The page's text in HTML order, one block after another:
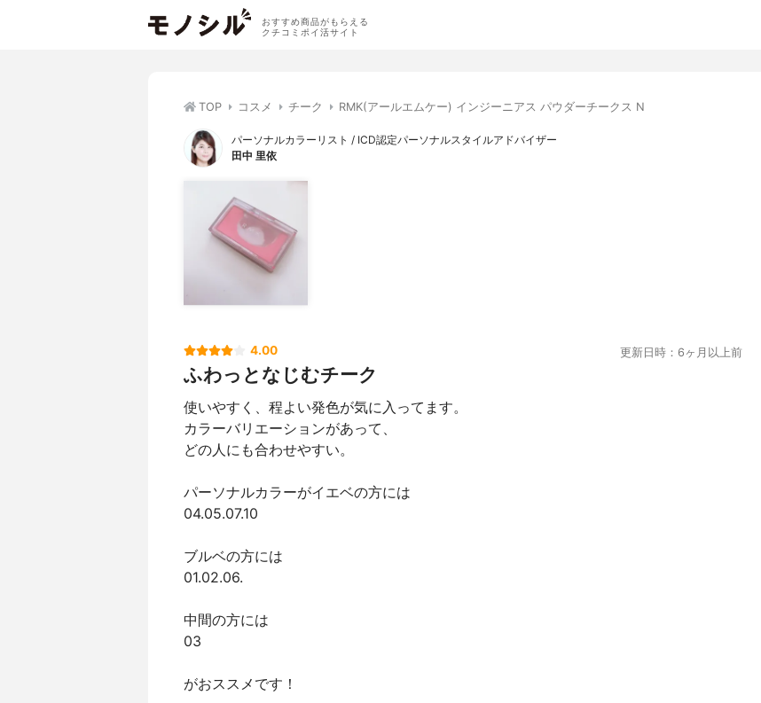
おすすめ商品がもらえる
クチコミポイ活サイト
TOP コスメ チーク RMK(アールエムケー) インジーニアス パウダーチークス N
パーソナルカラーリスト / ICD認定パーソナルスタイルアドバイザー
田中 里依
4.00 更新日時：6ヶ月以上前
ふわっとなじむチーク
使いやすく、程よい発色が気に入ってます。
カラーバリエーションがあって、
どの人にも合わせやすい。
パーソナルカラーがイエベの方には
04.05.07.10
ブルベの方には
01.02.06.
中間の方には
03
がおススメです！